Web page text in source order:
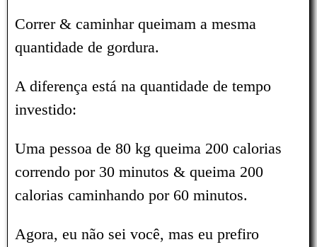
Correr & caminhar queimam a mesma
quantidade de gordura.
A diferença está na quantidade de tempo
investido:
Uma pessoa de 80 kg queima 200 calorias
correndo por 30 minutos & queima 200
calorias caminhando por 60 minutos.
Agora, eu não sei você, mas eu prefiro